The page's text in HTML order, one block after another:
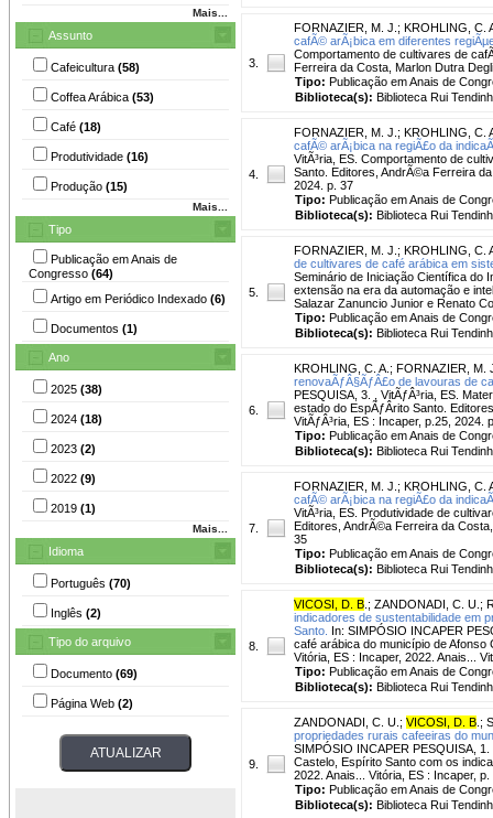
Mais...
Assunto
Cafeicultura (58)
Coffea Arábica (53)
Café (18)
Produtividade (16)
Produção (15)
Mais...
Tipo
Publicação em Anais de
Congresso (64)
Artigo em Periódico Indexado (6)
Documentos (1)
Ano
2025 (38)
2024 (18)
2023 (2)
2022 (9)
2019 (1)
Mais...
Idioma
Português (70)
Inglês (2)
Tipo do arquivo
Documento (69)
Página Web (2)
3.
FORNAZIER, M. J. ; KROHLING, C.
cafÃ© arÃ¡bica em diferentes
Comportamento de cultivares de
Ferreira da Costa, Marlon Dutra
Tipo: Publicação em Anais de
Biblioteca(s): Biblioteca Rui
4.
FORNAZIER, M. J. ; KROHLING, C.
cafÃ© arÃ¡bica na regiÃ£o da
VitÃ³ria, ES. Comportamento de
Santo. Editores, AndrÃ©a Ferreira
2024. p. 37
Tipo: Publicação em Anais de
Biblioteca(s): Biblioteca Rui
5.
FORNAZIER, M. J. ; KROHLING, C.
de cultivares de café arábica em
Seminário de Iniciação Científica do
extensão na era da automação e
Salazar Zanuncio Junior e Renato
Tipo: Publicação em Anais de
Biblioteca(s): Biblioteca Rui
6.
KROHLING, C. A. ; FORNAZIER, M.
renovaÃƒÂ§ÃƒÂ£o de lavouras de
PESQUISA, 3. , VitÃƒÂ³ria, ES.
estado do EspÃƒÂ­rito Santo.
VitÃƒÂ³ria, ES : Incaper, p.25, 2024.
Tipo: Publicação em Anais de
Biblioteca(s): Biblioteca Rui
7.
FORNAZIER, M. J. ; KROHLING, C.
cafÃ© arÃ¡bica na regiÃ£o da
VitÃ³ria, ES. Produtividade de
Editores, AndrÃ©a Ferreira da
35
Tipo: Publicação em Anais de
Biblioteca(s): Biblioteca Rui
8.
VICOSI, D. B ; ZANDONADI, C. U. ;
indicadores de sustentabilidade em
Santo. In: SIMPÓSIO INCAPER
café arábica do município de Afonso
Vitória, ES : Incaper, 2022. Anais...
Tipo: Publicação em Anais de
Biblioteca(s): Biblioteca Rui
9.
ZANDONADI, C. U. ; VICOSI, D. B ;
propriedades rurais cafeeiras do
SIMPÓSIO INCAPER PESQUISA,
Castelo, Espírito Santo com os
2022. Anais... Vitória, ES : Incaper,
Tipo: Publicação em Anais de
Biblioteca(s): Biblioteca Rui